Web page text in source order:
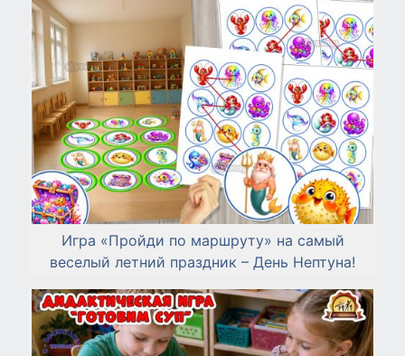
Игра «Пройди по маршруту» на самый
веселый летний праздник – День Нептуна!